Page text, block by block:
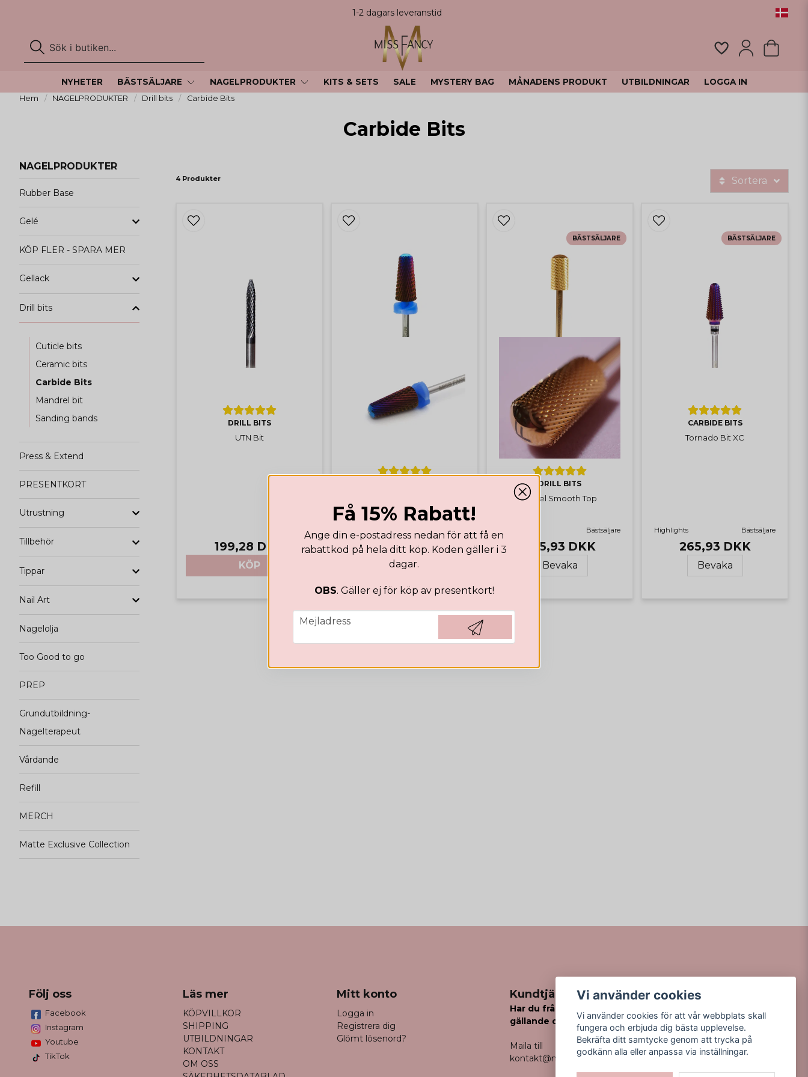
1-2 dagars leveranstid
NYHETER BÄSTSÄLJARE NAGELPRODUKTER KITS & SETS SALE MYSTERY BAG MÅNADENS PRODUKT UTBILDNINGAR LOGGA IN
Hem NAGELPRODUKTER Drill bits Carbide Bits
Carbide Bits
NAGELPRODUKTER
Rubber Base
Gelé
KÖP FLER - SPARA MER
Gellack
Drill bits
Cuticle bits
Ceramic bits
Carbide Bits
Mandrel bit
Sanding bands
Press & Extend
PRESENTKORT
Utrustning
Tillbehör
Tippar
Nail Art
Nagelolja
Too Good to go
PREP
Grundutbildning-
Nagelterapeut
Vårdande
Refill
MERCH
Matte Exclusive Collection
4 Produkter Sortera
DRILL BITS
UTN Bit
199,28 DKK
KÖP
265,93 DKK
Bevaka
DRILL BITS
Barrel Smooth Top
Bästsäljare
265,93 DKK
Bevaka
BÄSTSÄLJARE
CARBIDE BITS
Tornado Bit XC
Highlights Bästsäljare
265,93 DKK
Bevaka
BÄSTSÄLJARE
Få 15% Rabatt!
Ange din e-postadress nedan för att få en
rabattkod på hela ditt köp. Koden gäller i 3
dagar.
OBS. Gäller ej för köp av presentkort!
email
Mejladress
Hämta kod
Följ oss
Facebook
Instagram
Youtube
TikTok
Läs mer
KÖPVILLKOR
SHIPPING
UTBILDNINGAR
KONTAKT
OM OSS
Mitt konto
Logga in
Registrera dig
Glömt lösenord?
Kundtjänst
Har du frågor
gällande din order?
Maila till
kontakt@missfancy.se
Vi använder cookies
Vi använder cookies för att vår webbplats skall
fungera och erbjuda dig bästa upplevelse.
Bekräfta ditt samtycke genom att trycka på
godkänn alla eller anpassa via inställningar.